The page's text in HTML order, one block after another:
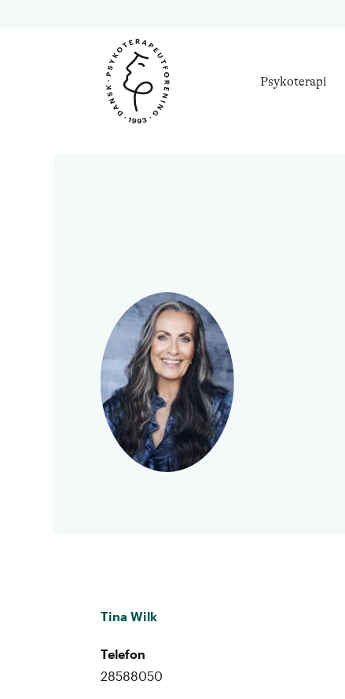
Psykoterapi
Tina Wilk
Telefon
28588050